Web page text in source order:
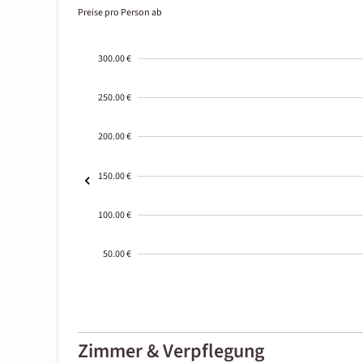
Preise pro Person ab
300.00 €
250.00 €
200.00 €
150.00 €
100.00 €
50.00 €
01-02
Zimmer & Verpflegung